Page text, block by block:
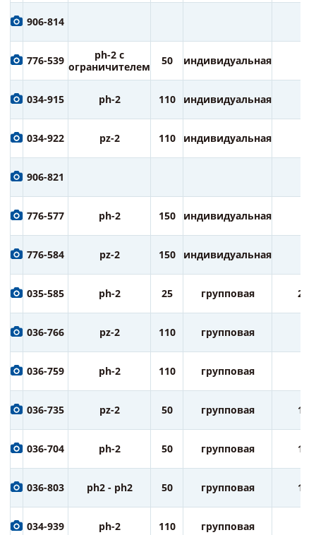
906-814
776-539
ph-2 с
ограничителем
50 индивидуальная
034-915 ph-2 110 индивидуальная
034-922 pz-2 110 индивидуальная
906-821
776-577 ph-2 150 индивидуальная
776-584 pz-2 150 индивидуальная
035-585 ph-2 25 групповая 20
036-766 pz-2 110 групповая
036-759 ph-2 110 групповая
036-735 pz-2 50 групповая 10
036-704 ph-2 50 групповая 10
036-803 ph2 - ph2 50 групповая 10
034-939 ph-2 110 групповая